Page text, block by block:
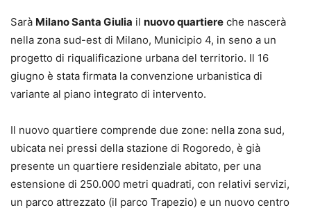
Sarà Milano Santa Giulia il nuovo quartiere che nascerà
nella zona sud-est di Milano, Municipio 4, in seno a un
progetto di riqualificazione urbana del territorio. Il 16
giugno è stata firmata la convenzione urbanistica di
variante al piano integrato di intervento.
Il nuovo quartiere comprende due zone: nella zona sud,
ubicata nei pressi della stazione di Rogoredo, è già
presente un quartiere residenziale abitato, per una
estensione di 250.000 metri quadrati, con relativi servizi,
un parco attrezzato (il parco Trapezio) e un nuovo centro